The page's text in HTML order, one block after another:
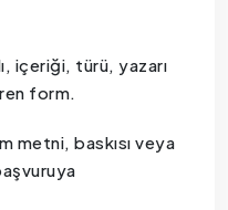
içeriği, türü, yazarı
form.
metni, baskısı veya